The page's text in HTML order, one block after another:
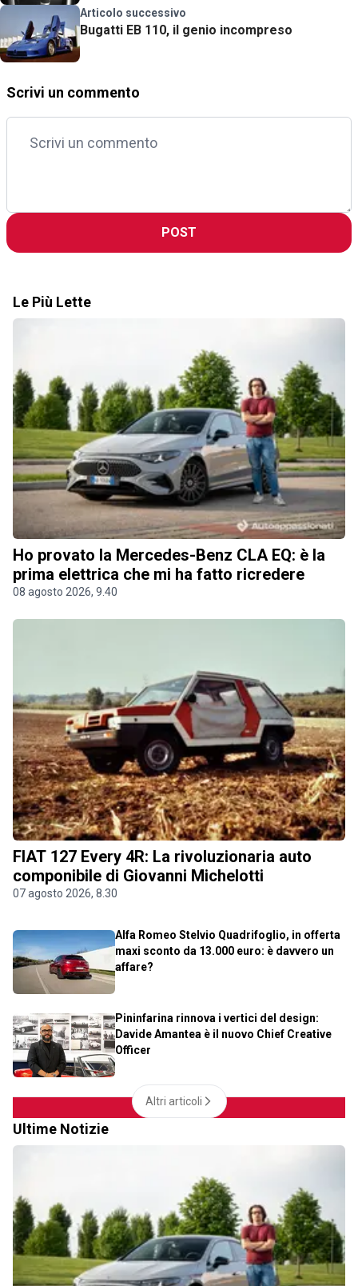
Articolo successivo
Bugatti EB 110, il genio incompreso
Scrivi un commento
POST
Le Più Lette
Ho provato la Mercedes-Benz CLA EQ: è la
prima elettrica che mi ha fatto ricredere
08 agosto 2026, 9.40
FIAT 127 Every 4R: La rivoluzionaria auto
componibile di Giovanni Michelotti
07 agosto 2026, 8.30
Alfa Romeo Stelvio Quadrifoglio, in offerta
maxi sconto da 13.000 euro: è davvero un
affare?
Pininfarina rinnova i vertici del design:
Davide Amantea è il nuovo Chief Creative
Officer
Altri articoli
Ultime Notizie